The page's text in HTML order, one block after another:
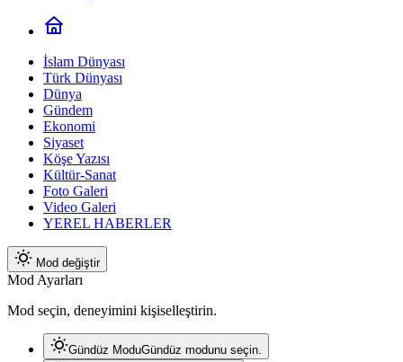
İslam Dünyası
Türk Dünyası
Dünya
Gündem
Ekonomi
Siyaset
Köşe Yazısı
Kültür-Sanat
Foto Galeri
Video Galeri
YEREL HABERLER
Mod değiştir
Mod Ayarları
Mod seçin, deneyimini kişiselleştirin.
Gündüz ModuGündüz modunu seçin.